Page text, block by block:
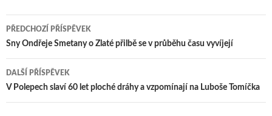
Navigace
pro
příspěvek
PŘEDCHOZÍ PŘÍSPĚVEK
Sny Ondřeje Smetany o Zlaté přilbě se v průběhu času vyvíjejí
DALŠÍ PŘÍSPĚVEK
V Polepech slaví 60 let ploché dráhy a vzpomínají na Luboše Tomíčka